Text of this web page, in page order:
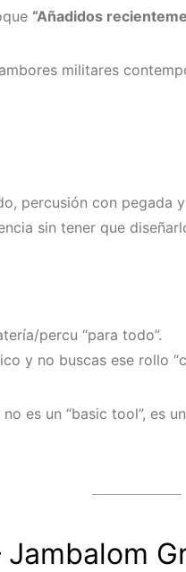
“Añadidos
militares
percusión con pegada
sin tener que
percu “para todo”.
y no buscas ese rollo
es un “basic tool”, es